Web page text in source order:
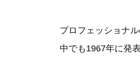
プロフェッショナ
中でも1967年に発